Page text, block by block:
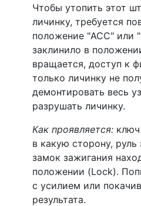
Чтобы утопить этот
личинку, требуется
положение "ACC" или
заклинило в
вращается, доступ к
только личинку не
демонтировать весь
разрушать личинку.
Как проявляется:
в какую сторону,
замок зажигания
положении (Lock).
с усилием или
результата.